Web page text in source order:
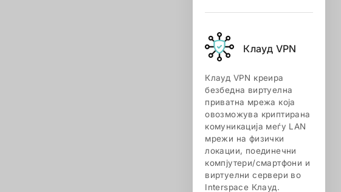
Клауд VPN
Клауд VPN креира
безбедна виртуелна
приватна мрежа која
овозможува криптирана
комуникација меѓу LAN
мрежи на физички
локации, поединечни
компјутери/смартфони и
виртуелни сервери во
Interspace Клауд.